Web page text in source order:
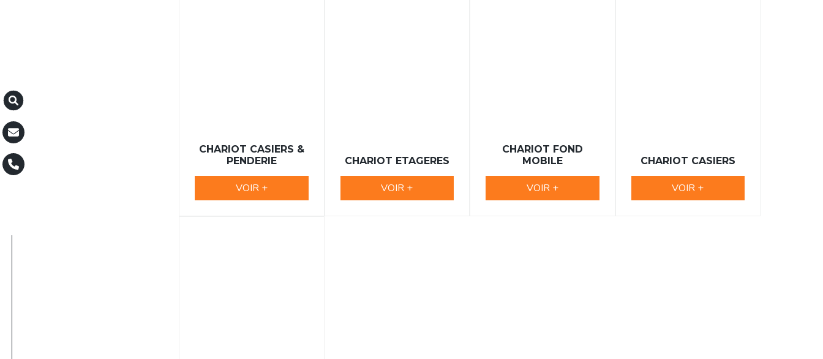
CHARIOT CASIERS &
PENDERIE
VOIR +
CHARIOT ETAGERES
VOIR +
CHARIOT FOND
MOBILE
VOIR +
CHARIOT CASIERS
VOIR +